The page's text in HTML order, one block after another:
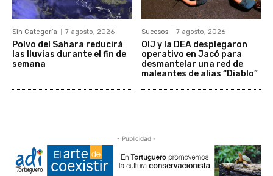
Sin Categoría 7 agosto, 2026
Polvo del Sahara reducirá
las lluvias durante el fin de
semana
Sucesos 7 agosto, 2026
OIJ y la DEA desplegaron
operativo en Jacó para
desmantelar una red de
maleantes de alias “Diablo”
- Publicidad -